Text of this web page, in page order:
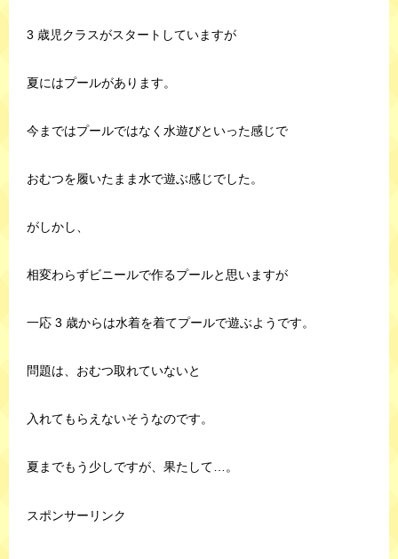
3 歳児クラスがスタートしていますが
夏にはプールがあります。
今まではプールではなく水遊びといった感じで
おむつを履いたまま水で遊ぶ感じでした。
がしかし、
相変わらずビニールで作るプールと思いますが
一応 3 歳からは水着を着てプールで遊ぶようです。
問題は、おむつ取れていないと
入れてもらえないそうなのです。
夏までもう少しですが、果たして…。
スポンサーリンク